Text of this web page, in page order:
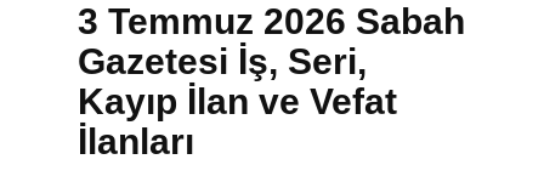
3 Temmuz 2026 Sabah
Gazetesi İş, Seri,
Kayıp İlan ve Vefat
İlanları